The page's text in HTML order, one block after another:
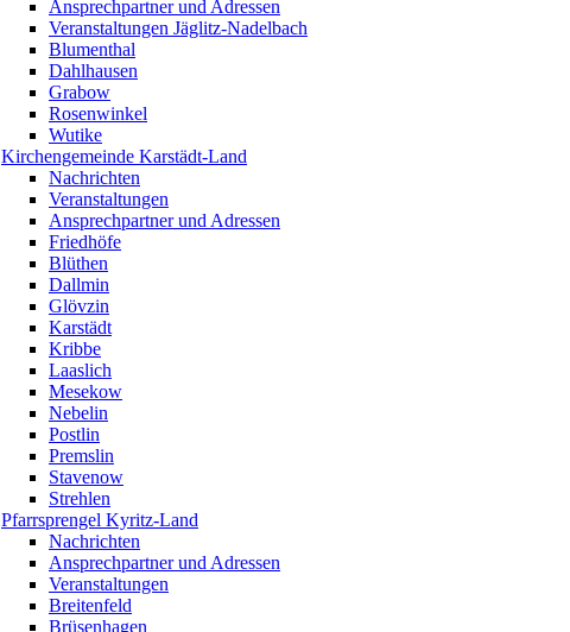
Ansprechpartner und Adressen
Veranstaltungen Jäglitz-Nadelbach
Blumenthal
Dahlhausen
Grabow
Rosenwinkel
Wutike
Kirchengemeinde Karstädt-Land
Nachrichten
Veranstaltungen
Ansprechpartner und Adressen
Friedhöfe
Blüthen
Dallmin
Glövzin
Karstädt
Kribbe
Laaslich
Mesekow
Nebelin
Postlin
Premslin
Stavenow
Strehlen
Pfarrsprengel Kyritz-Land
Nachrichten
Ansprechpartner und Adressen
Veranstaltungen
Breitenfeld
Brüsenhagen